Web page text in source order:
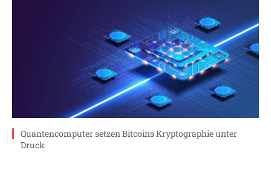
Quantencomputer setzen Bitcoins Kryptographie unter
Druck